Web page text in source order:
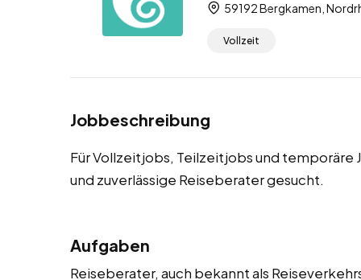
59192 Bergkamen,
Vollzeit
Jobbeschreibung
Für Vollzeitjobs, Teilzeitjobs und
und zuverlässige Reiseberater gesucht.
Aufgaben
Reiseberater, auch bekannt als